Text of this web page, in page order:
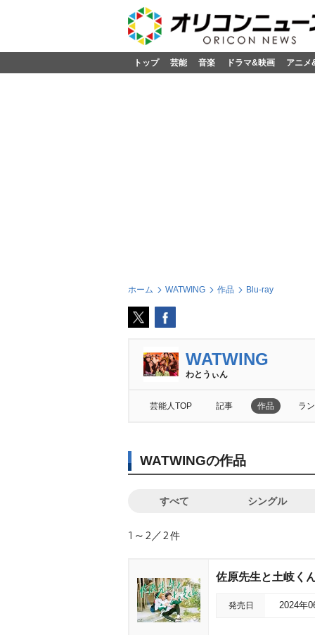
トップ 芸能 音楽 ドラマ&映画 アニメ
ホーム WATWING 作品 Blu-ray
WATWING
わとうぃん
芸能人TOP 記事 作品 ラ
WATWINGの作品
すべて シングル
1～2／2件
佐原先生と土岐く
発売日 2024年